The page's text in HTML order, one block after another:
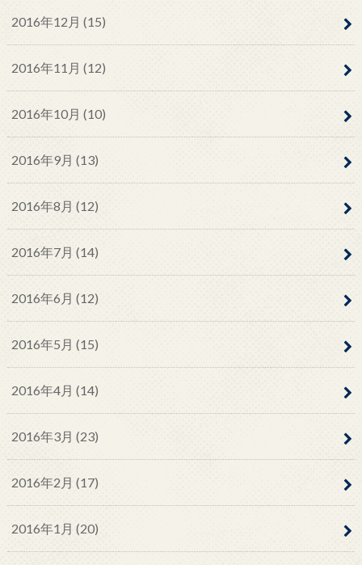
2016年12月 (15)
2016年11月 (12)
2016年10月 (10)
2016年9月 (13)
2016年8月 (12)
2016年7月 (14)
2016年6月 (12)
2016年5月 (15)
2016年4月 (14)
2016年3月 (23)
2016年2月 (17)
2016年1月 (20)